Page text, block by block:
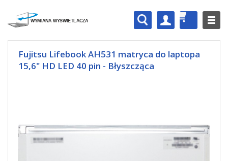
Fujitsu Lifebook AH531 matryca do laptopa
15,6" HD LED 40 pin - Błyszcząca